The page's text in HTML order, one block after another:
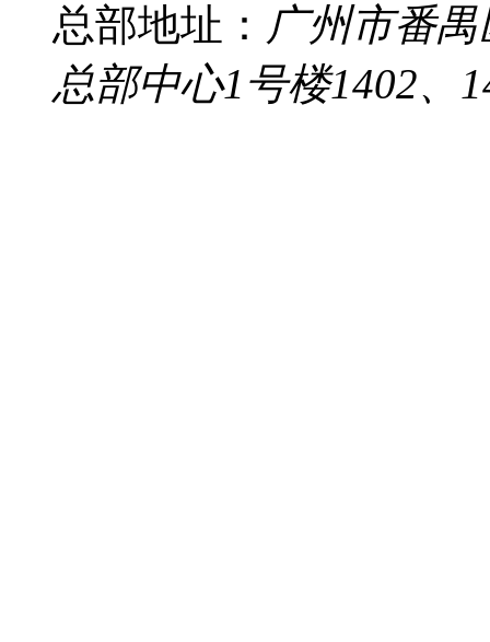
总部地址： 广州市番
总部中心1号楼1402、